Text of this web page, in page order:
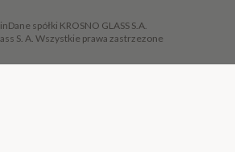
Dane spółki KROSNO GLASS S.A.
S. A. Wszystkie prawa zastrzezone